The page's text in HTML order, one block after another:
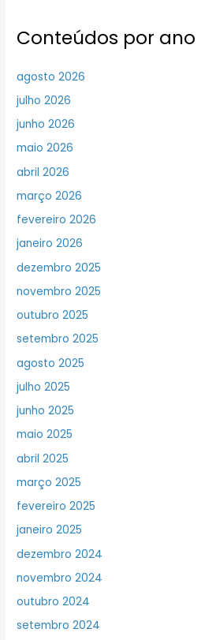
Conteúdos por ano
agosto 2026
julho 2026
junho 2026
maio 2026
abril 2026
março 2026
fevereiro 2026
janeiro 2026
dezembro 2025
novembro 2025
outubro 2025
setembro 2025
agosto 2025
julho 2025
junho 2025
maio 2025
abril 2025
março 2025
fevereiro 2025
janeiro 2025
dezembro 2024
novembro 2024
outubro 2024
setembro 2024